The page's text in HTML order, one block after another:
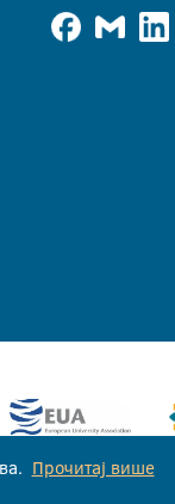
Прочитај више